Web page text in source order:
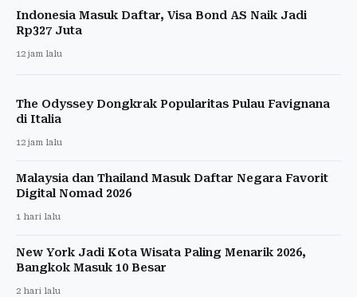
Indonesia Masuk Daftar, Visa Bond AS Naik Jadi
Rp327 Juta
12 jam lalu
The Odyssey Dongkrak Popularitas Pulau Favignana
di Italia
12 jam lalu
Malaysia dan Thailand Masuk Daftar Negara Favorit
Digital Nomad 2026
1 hari lalu
New York Jadi Kota Wisata Paling Menarik 2026,
Bangkok Masuk 10 Besar
2 hari lalu